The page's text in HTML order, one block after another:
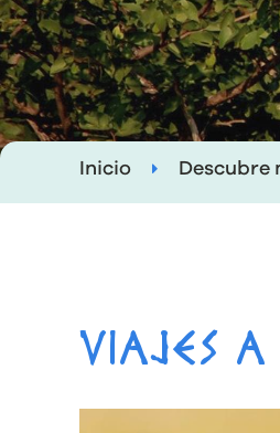
Inicio Descubre
VIAJES A